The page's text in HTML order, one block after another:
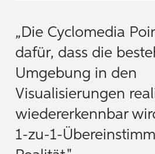
„Die Cyclomedia
dafür, dass die
Umgebung in den
Visualisierungen
wiedererkennbar
1-zu-1-